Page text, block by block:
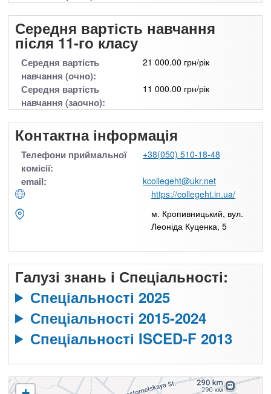
Середня вартість навчання
після 11-го класу
Середня вартість
навчання (очно):
21 000.00 грн/рік
Середня вартість
навчання (заочно):
11 000.00 грн/рік
Контактна інформація
Телефони приймальної
комісії:
+38(050) 510-18-48
email:
kcollegeht@ukr.net
https://collegeht.in.ua/
м. Кропивницький, вул.
Леоніда Куценка, 5
Галузі знань і Спеціальності:
Спеціальності 2025
Спеціальності 2015-2024
Спеціальності ISCED-F 2013